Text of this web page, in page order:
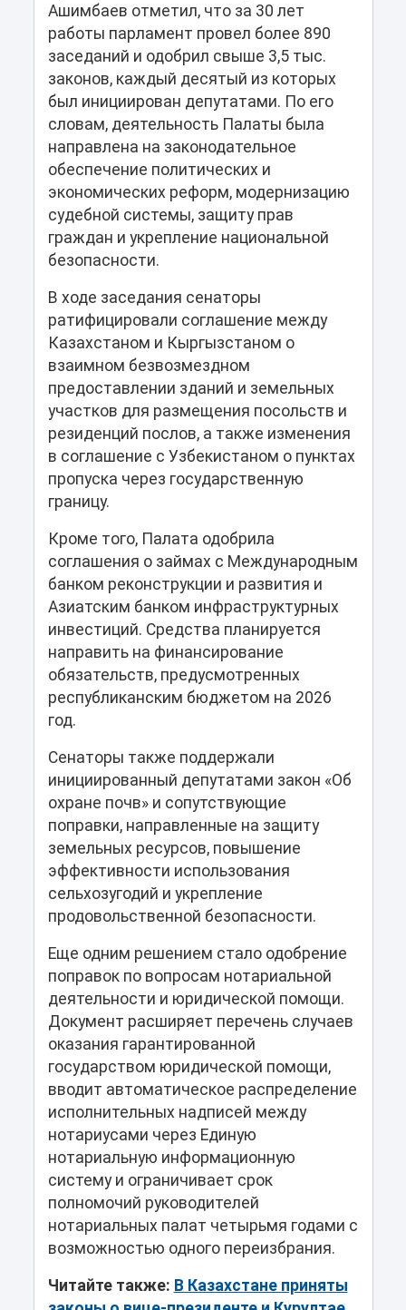
Ашимбаев отметил, что за 30 лет
работы парламент провел более 890
заседаний и одобрил свыше 3,5 тыс.
законов, каждый десятый из которых
был инициирован депутатами. По его
словам, деятельность Палаты была
направлена на законодательное
обеспечение политических и
экономических реформ, модернизацию
судебной системы, защиту прав
граждан и укрепление национальной
безопасности.
В ходе заседания сенаторы
ратифицировали соглашение между
Казахстаном и Кыргызстаном о
взаимном безвозмездном
предоставлении зданий и земельных
участков для размещения посольств и
резиденций послов, а также изменения
в соглашение с Узбекистаном о пунктах
пропуска через государственную
границу.
Кроме того, Палата одобрила
соглашения о займах с Международным
банком реконструкции и развития и
Азиатским банком инфраструктурных
инвестиций. Средства планируется
направить на финансирование
обязательств, предусмотренных
республиканским бюджетом на 2026
год.
Сенаторы также поддержали
инициированный депутатами закон «Об
охране почв» и сопутствующие
поправки, направленные на защиту
земельных ресурсов, повышение
эффективности использования
сельхозугодий и укрепление
продовольственной безопасности.
Еще одним решением стало одобрение
поправок по вопросам нотариальной
деятельности и юридической помощи.
Документ расширяет перечень случаев
оказания гарантированной
государством юридической помощи,
вводит автоматическое распределение
исполнительных надписей между
нотариусами через Единую
нотариальную информационную
систему и ограничивает срок
полномочий руководителей
нотариальных палат четырьмя годами с
возможностью одного переизбрания.
Читайте также: В Казахстане приняты